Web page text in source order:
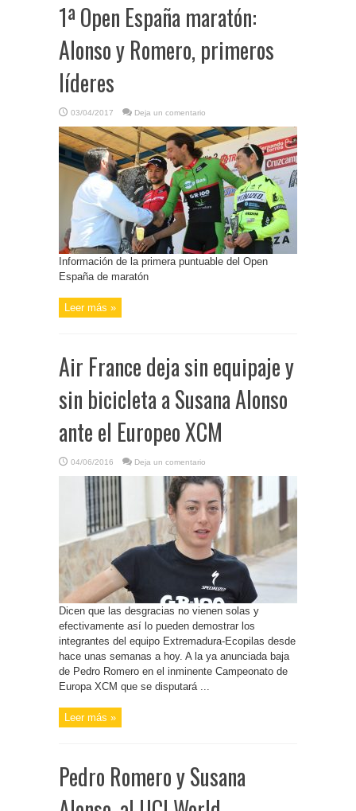
1ª Open España maratón:
Alonso y Romero, primeros
líderes
03/04/2017 Deja un comentario
Información de la primera puntuable del Open
España de maratón
Leer más »
Air France deja sin equipaje y
sin bicicleta a Susana Alonso
ante el Europeo XCM
04/06/2016 Deja un comentario
Dicen que las desgracias no vienen solas y
efectivamente así lo pueden demostrar los
integrantes del equipo Extremadura-Ecopilas desde
hace unas semanas a hoy. A la ya anunciada baja
de Pedro Romero en el inminente Campeonato de
Europa XCM que se disputará ...
Leer más »
Pedro Romero y Susana